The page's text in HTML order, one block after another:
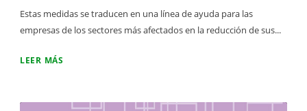
Estas medidas se traducen en una línea de ayuda para las
empresas de los sectores más afectados en la reducción de sus...
LEER MÁS